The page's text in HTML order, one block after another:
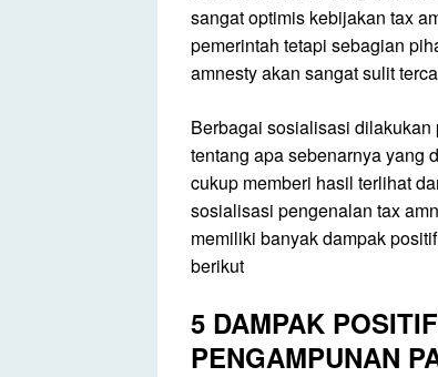
sangat optimis kebijakan tax
pemerintah tetapi sebagian
amnesty akan sangat sulit
Berbagai sosialisasi
tentang apa sebenarnya yang
cukup memberi hasil terlihat
sosialisasi pengenalan tax
memiliki banyak dampak
berikut
5 DAMPAK
PENGAMPUNAN